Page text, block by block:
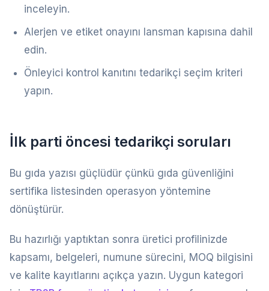
inceleyin.
Alerjen ve etiket onayını lansman kapısına dahil
edin.
Önleyici kontrol kanıtını tedarikçi seçim kriteri
yapın.
İlk parti öncesi tedarikçi soruları
Bu gıda yazısı güçlüdür çünkü gıda güvenliğini
sertifika listesinden operasyon yöntemine
dönüştürür.
Bu hazırlığı yaptıktan sonra üretici profilinizde
kapsamı, belgeleri, numune sürecini, MOQ bilgisini
ve kalite kayıtlarını açıkça yazın. Uygun kategori